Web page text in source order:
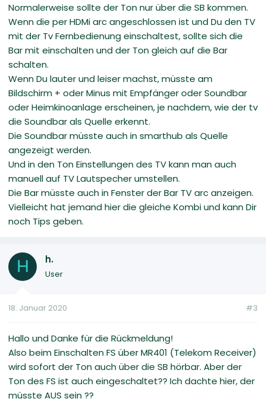
Normalerweise sollte der Ton nur über die SB kommen.
Wenn die per HDMi arc angeschlossen ist und Du den TV
mit der Tv Fernbedienung einschaltest, sollte sich die
Bar mit einschalten und der Ton gleich auf die Bar
schalten.
Wenn Du lauter und leiser machst, müsste am
Bildschirm + oder Minus mit Empfänger oder Soundbar
oder Heimkinoanlage erscheinen, je nachdem, wie der tv
die Soundbar als Quelle erkennt.
Die Soundbar müsste auch in smarthub als Quelle
angezeigt werden.
Und in den Ton Einstellungen des TV kann man auch
manuell auf TV Lautspecher umstellen.
Die Bar müsste auch in Fenster der Bar TV arc anzeigen.
Vielleicht hat jemand hier die gleiche Kombi und kann Dir
noch Tips geben.
H h.
User
18. Januar 2020 #3
Hallo und Danke für die Rückmeldung!
Also beim Einschalten FS über MR401 (Telekom Receiver)
wird sofort der Ton auch über die SB hörbar. Aber der
Ton des FS ist auch eingeschaltet?? Ich dachte hier, der
müsste AUS sein ??